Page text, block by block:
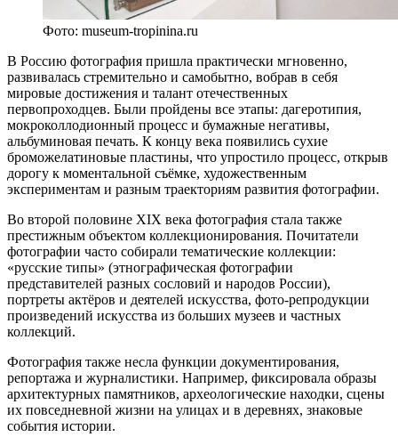
Фото: museum-tropinina.ru
В Россию фотография пришла практически мгновенно,
развивалась стремительно и самобытно, вобрав в себя
мировые достижения и талант отечественных
первопроходцев. Были пройдены все этапы: дагеротипия,
мокроколлодионный процесс и бумажные негативы,
альбуминовая печать. К концу века появились сухие
броможелатиновые пластины, что упростило процесс, открыв
дорогу к моментальной съёмке, художественным
экспериментам и разным траекториям развития фотографии.
Во второй половине XIX века фотография стала также
престижным объектом коллекционирования. Почитатели
фотографии часто собирали тематические коллекции:
«русские типы» (этнографическая фотографии
представителей разных сословий и народов России),
портреты актёров и деятелей искусства, фото-репродукции
произведений искусства из больших музеев и частных
коллекций.
Фотография также несла функции документирования,
репортажа и журналистики. Например, фиксировала образы
архитектурных памятников, археологические находки, сцены
их повседневной жизни на улицах и в деревнях, знаковые
события истории.